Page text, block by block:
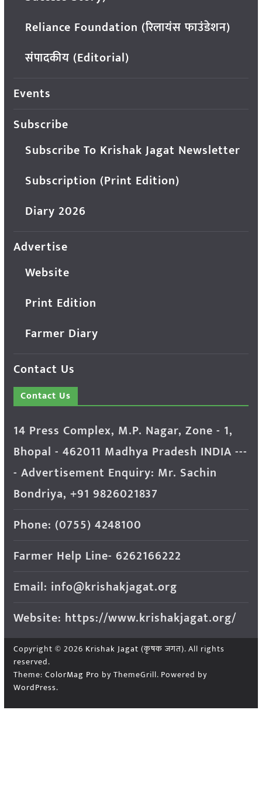
Reliance Foundation (रिलायंस फाउंडेशन)
संपादकीय (Editorial)
Events
Subscribe
Subscribe To Krishak Jagat Newsletter
Subscription (Print Edition)
Diary 2026
Advertise
Website
Print Edition
Farmer Diary
Contact Us
Contact Us
14 Press Complex, M.P. Nagar, Zone - 1,
Bhopal - 462011 Madhya Pradesh INDIA ---
- Advertisement Enquiry: Mr. Sachin
Bondriya, +91 9826021837
Phone: (0755) 4248100
Farmer Help Line- 6262166222
Email: info@krishakjagat.org
Website: https://www.krishakjagat.org/
Copyright © 2026 Krishak Jagat (कृषक जगत). All rights
reserved.
Theme: ColorMag Pro by ThemeGrill. Powered by
WordPress.